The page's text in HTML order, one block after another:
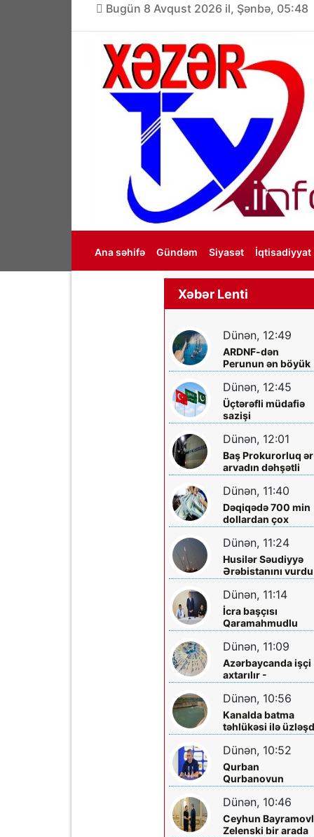
Bugün 8 Avqust 2026 il, Şənbə, 05:48
Ana səhifə Gündəm Siyasət İqtisadiyyat
Xəbər Lenti
Dünən, 12:49
ARDNF-dən
Perunun ən böyük
şirkətinə
Dünən, 12:45
Üçtərəfli müdafiə
sazişi
imzalayacaqlar
Dünən, 12:01
Baş Prokurorluq
arvadın dəhşətli
ölümü ilə bağlı -
Məlumat yaydı
Dünən, 11:40
Dəqiqədə 700 min
dollardan çox
qazanıblar…
Dünən, 11:24
Husilər Səudiyyə
Ərəbistanını
Yaralılar var
Dünən, 11:14
İcra başçısı
Qaramahmudlu
sakinləri ilə
Dünən, 11:09
Azərbaycanda işçi
axtarılır -
Əməkhaqqı 10 min
manatdır
Dünən, 10:56
Kanalda batma
təhlükəsi ilə
- Xilas edildi
Dünən, 10:52
Qurban
Qurbanovun
qəzəbinin qarşılığı
nə olacaq?
Dünən, 10:46
Ceyhun
Zelenski bir arada